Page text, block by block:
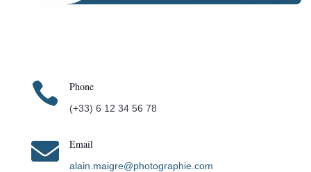
 Phone
(+33) 6 12 34 56 78
 Email
alain.maigre@photographie.com